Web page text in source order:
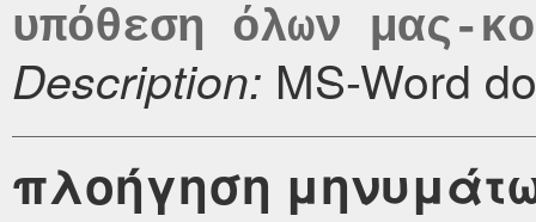
υπόθεση όλων μας-
Description: MS-Word
πλοήγηση